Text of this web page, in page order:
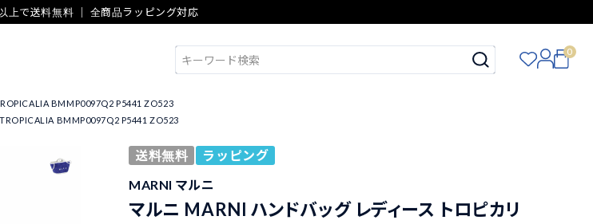
上で送料無料 ｜ 全商品ラッピング対応
0
BMMP0097Q2 P5441 ZO523
BMMP0097Q2 P5441 ZO523
送料無料
ラッピング
MARNI マルニ
マルニ MARNI ハンドバッグ レディース トロピカリ